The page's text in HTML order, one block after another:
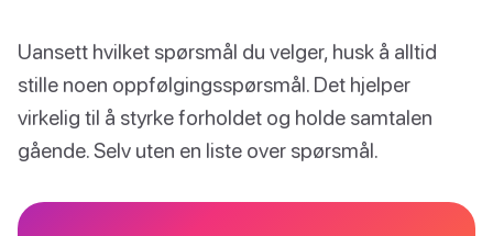
Uansett hvilket spørsmål du velger, husk å alltid
stille noen oppfølgingsspørsmål. Det hjelper
virkelig til å styrke forholdet og holde samtalen
gående. Selv uten en liste over spørsmål.